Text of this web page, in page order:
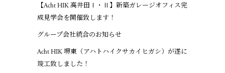
【Acht HIK 高井田Ⅰ・Ⅱ】新築ガレージオフィス完
成見学会を開催致します！
グループ会社統合のお知らせ
Acht HIK 堺東（アハトハイクサカイヒガシ）が遂に
竣工致しました！